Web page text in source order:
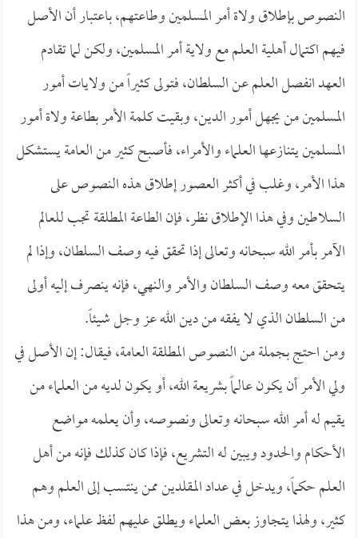
النصوص بإطلاق ولاة أمر المسلمين وطاعتهم، باعتبار أن الأصل
فيهم اكتمال أهلية العلم مع ولاية أمر المسلمين، ولكن لما تقادم
العهد انفصل العلم عن السلطان، فتولى كثيراً من ولايات أمور
المسلمين من يجهل أمور الدين، وبقيت كلمة الأمر بطاعة ولاة أمور
المسلمين يتنازعها العلماء والأمراء، فأصبح كثير من العامة يستشكل
هذا الأمر، وغلب في أكثر العصور إطلاق هذه النصوص على
السلاطين وفي هذا الإطلاق نظر، فإن الطاعة المطلقة تجب للعالم
الآمر بأمر الله سبحانه وتعالى إذا تحقق فيه وصف السلطان، وإذا لم
يتحقق معه وصف السلطان والأمر والنهي، فإنه ينصرف إليه أولى
من السلطان الذي لا يفقه من دين الله عز وجل شيئاً.
ومن احتج بجملة من النصوص المطلقة العامة، فيقال: إن الأصل في
ولي الأمر أن يكون عالماً بشريعة الله، أو يكون لديه من العلماء من
يقيم له أمر الله سبحانه وتعالى ونصوصه، وأن يعلمه مواضع
الأحكام والحدود ويبين له التشريع، فإذا كان كذلك فإنه من أهل
العلم حكماً، ويدخل في عداد المقلدين ممن ينتسب إلى العلم وهم
كثير، ولهذا يتجاوز بعض العلماء ويطلق عليهم لفظ علماء، ومن هذا